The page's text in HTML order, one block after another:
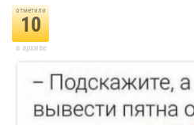
отметили
10
в архиве